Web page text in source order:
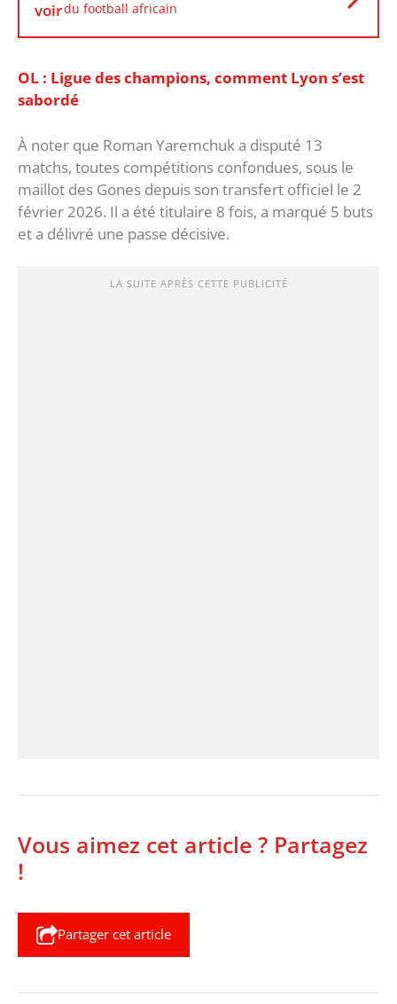
voirdu football africain
OL : Ligue des champions, comment Lyon s’est
sabordé
À noter que Roman Yaremchuk a disputé 13
matchs, toutes compétitions confondues, sous le
maillot des Gones depuis son transfert officiel le 2
février 2026. Il a été titulaire 8 fois, a marqué 5 buts
et a délivré une passe décisive.
LA SUITE APRÈS CETTE PUBLICITÉ
Vous aimez cet article ? Partagez
!
Partager cet article